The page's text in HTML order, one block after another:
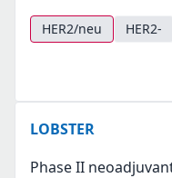
HER2/neu HER2-
LOBSTER
Phase II